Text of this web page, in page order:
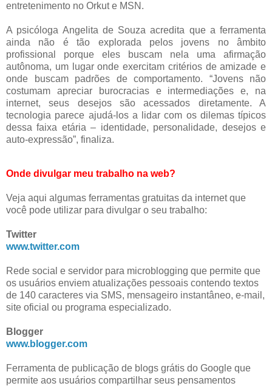
entretenimento no Orkut e MSN.
A psicóloga Angelita de Souza acredita que a ferramenta
ainda não é tão explorada pelos jovens no âmbito
profissional porque eles buscam nela uma afirmação
autônoma, um lugar onde exercitam critérios de amizade e
onde buscam padrões de comportamento. “Jovens não
costumam apreciar burocracias e intermediações e, na
internet, seus desejos são acessados diretamente. A
tecnologia parece ajudá-los a lidar com os dilemas típicos
dessa faixa etária – identidade, personalidade, desejos e
auto-expressão”, finaliza.
Onde divulgar meu trabalho na web?
Veja aqui algumas ferramentas gratuitas da internet que
você pode utilizar para divulgar o seu trabalho:
Twitter
www.twitter.com
Rede social e servidor para microblogging que permite que
os usuários enviem atualizações pessoais contendo textos
de 140 caracteres via SMS, mensageiro instantâneo, e-mail,
site oficial ou programa especializado.
Blogger
www.blogger.com
Ferramenta de publicação de blogs grátis do Google que
permite aos usuários compartilhar seus pensamentos